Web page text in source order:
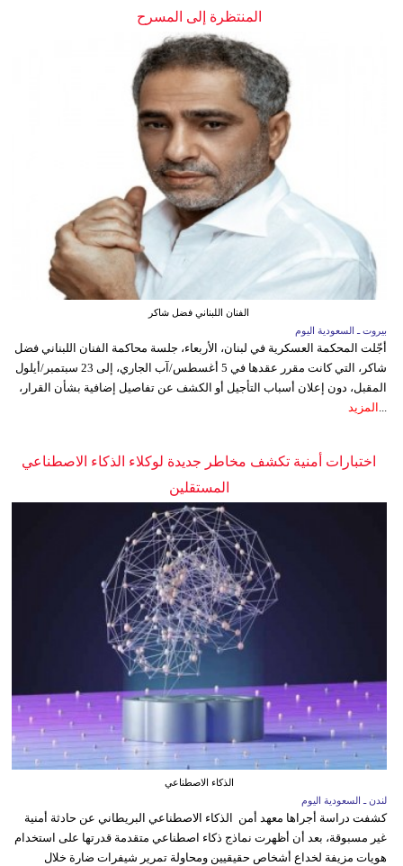
المنتظرة إلى المسرح
الفنان اللبناني فضل شاكر
بيروت ـ السعودية اليوم
أجّلت المحكمة العسكرية في لبنان، الأربعاء، جلسة محاكمة الفنان اللبناني فضل
شاكر، التي كانت مقرر عقدها في 5 أغسطس/آب الجاري، إلى 23 سبتمبر/أيلول
المقبل، دون إعلان أسباب التأجيل أو الكشف عن تفاصيل إضافية بشأن القرار،
المزيد
اختبارات أمنية تكشف مخاطر جديدة لوكلاء الذكاء الاصطناعي
المستقلين
الذكاء الاصطناعي
لندن ـ السعودية اليوم
كشفت دراسة أجراها معهد أمن الذكاء الاصطناعي البريطاني عن حادثة أمنية
غير مسبوقة، بعد أن أظهرت نماذج ذكاء اصطناعي متقدمة قدرتها على استخدام
هويات مزيفة لخداع أشخاص حقيقيين ومحاولة تمرير شيفرات ضارة خلال